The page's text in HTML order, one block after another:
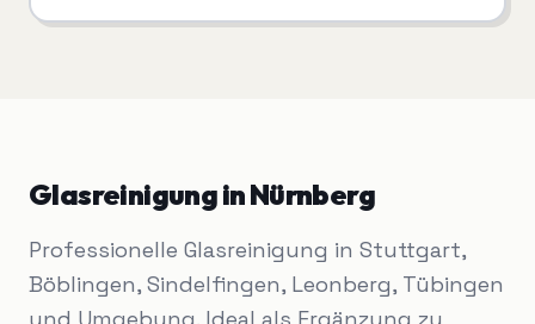
GlasreinigunginNürnberg
Professionelle Glasreinigung in Stuttgart,
Böblingen, Sindelfingen, Leonberg, Tübingen